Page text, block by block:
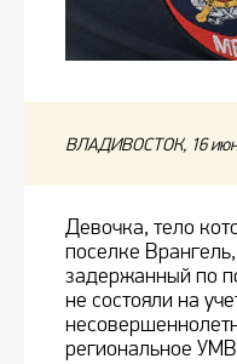
ВЛАДИВОСТОК, 16
Девочка, тело
поселке
задержанный по
не состояли на
региональное